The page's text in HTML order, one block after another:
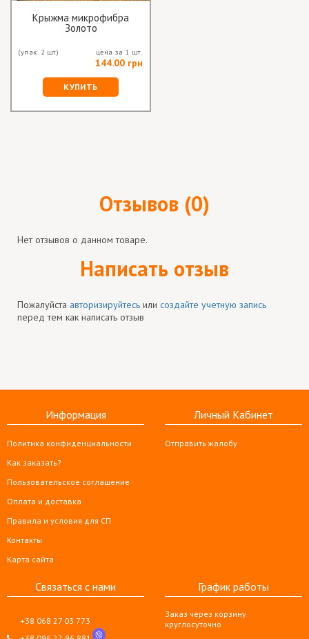
Крыжма микрофибра
Золото
(упак. 2 шт) цена за 1 шт.
144.00 грн
КУПИТЬ
Отзывов (0)
Нет отзывов о данном товаре.
Написать отзыв
Пожалуйста авторизируйтесь или создайте учетную запись
перед тем как написать отзыв
Информация
Политика конфиденциальности
Как заказать?
Пользовательское соглашение
Оплата и доставка
Правила и условия для СП
Контакты
Карта сайта
Личный Кабинет
Отправить жалобу
Связаться с нами
+38 068 27 03 773
График работы
Заказ через корзину
круглосуточно